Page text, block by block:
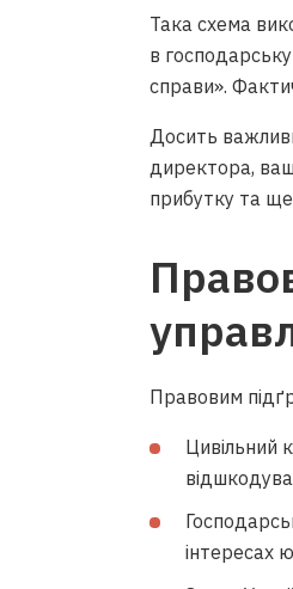
Така схема
в
справи».
Досить
директора,
прибутку та
Правовим
Цивільний
інтересах